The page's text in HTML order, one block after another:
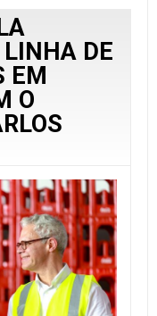
DE
EM
O